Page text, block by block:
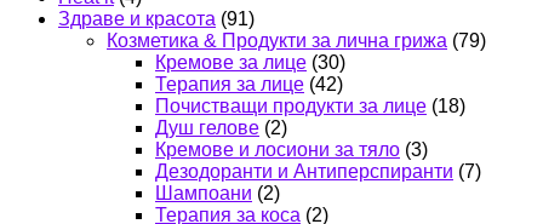
Здраве и красота (91)
Козметика & Продукти за лична грижа (79)
Кремове за лице (30)
Терапия за лице (42)
Почистващи продукти за лице (18)
Душ гелове (2)
Кремове и лосиони за тяло (3)
Дезодоранти и Антиперспиранти (7)
Шампоани (2)
Терапия за коса (2)